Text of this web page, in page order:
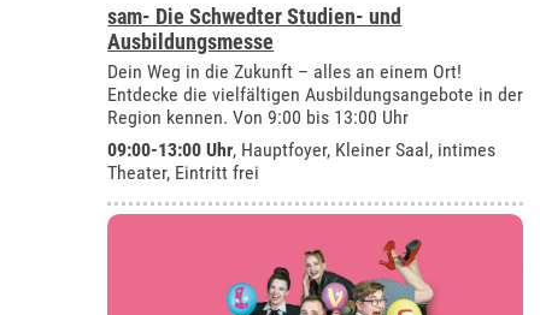
sam- Die Schwedter Studien- und
Ausbildungsmesse
Dein Weg in die Zukunft – alles an einem Ort!
Entdecke die vielfältigen Ausbildungsangebote in der
Region kennen. Von 9:00 bis 13:00 Uhr
09:00-13:00 Uhr, Hauptfoyer, Kleiner Saal, intimes
Theater, Eintritt frei